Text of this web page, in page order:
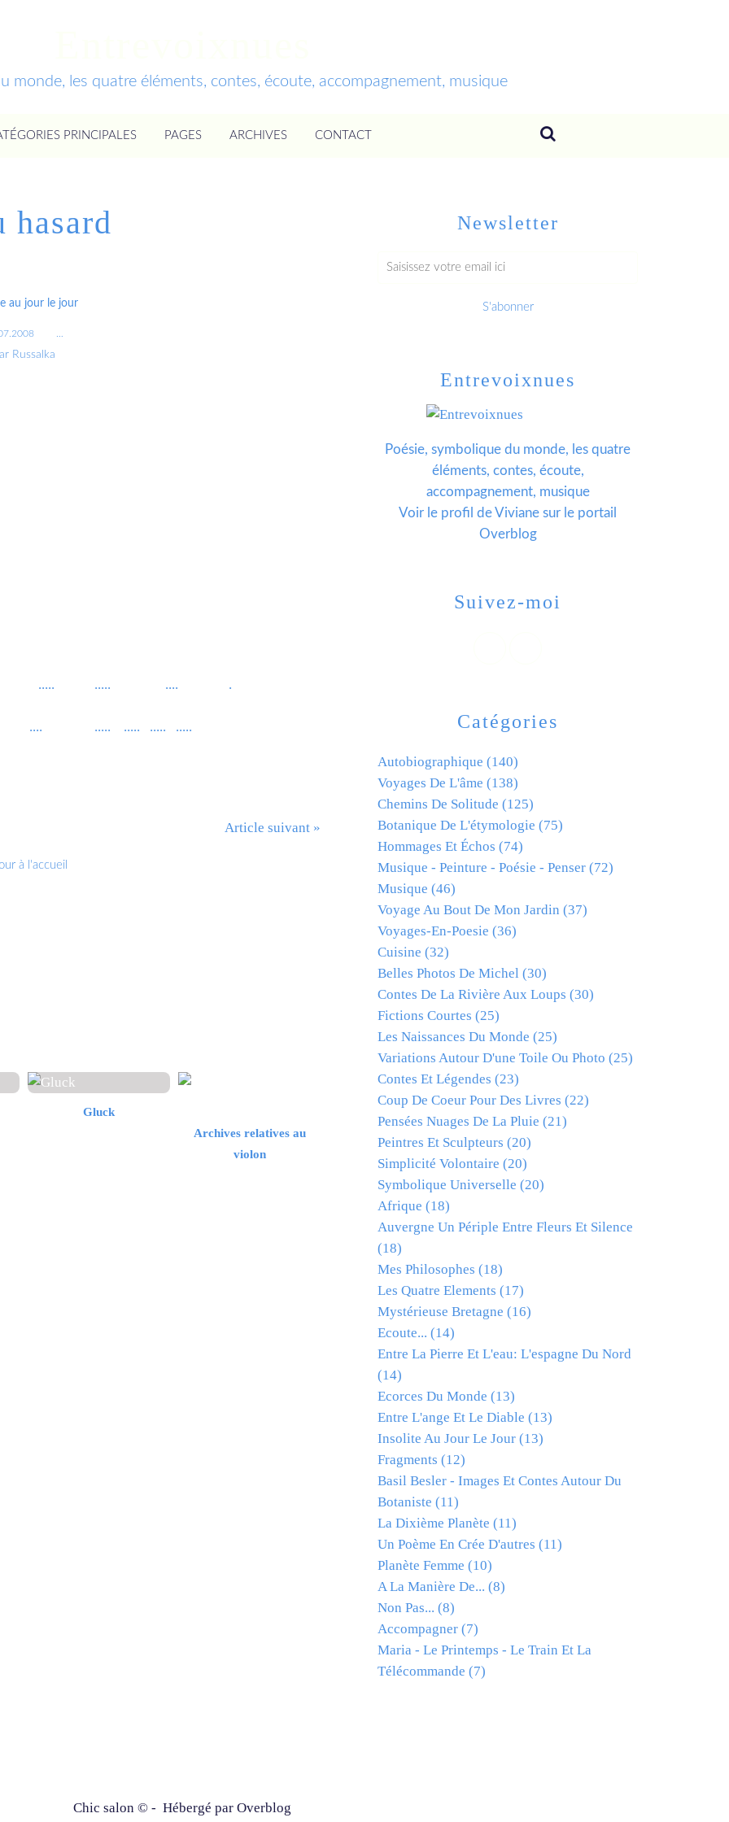
monde, les quatre éléments, contes, écoute, accompagnement, musique
PRINCIPALES PAGES ARCHIVES CONTACT
hasard
au jour le jour
Russalka
..... ..... .... .
.... ..... ..... ..... .....
Article suivant »
à l'accueil
Gluck
Archives relatives au
violon
Newsletter
Catégories
Autobiographique (140)
Voyages De L'âme (138)
Chemins De Solitude (125)
Botanique De L'étymologie (75)
Hommages Et Échos (74)
Musique - Peinture - Poésie - Penser (72)
Musique (46)
Voyage Au Bout De Mon Jardin (37)
Voyages-En-Poesie (36)
Cuisine (32)
Belles Photos De Michel (30)
Contes De La Rivière Aux Loups (30)
Fictions Courtes (25)
Les Naissances Du Monde (25)
Variations Autour D'une Toile Ou Photo (25)
Contes Et Légendes (23)
Coup De Coeur Pour Des Livres (22)
Pensées Nuages De La Pluie (21)
Peintres Et Sculpteurs (20)
Simplicité Volontaire (20)
Symbolique Universelle (20)
Afrique (18)
Auvergne Un Périple Entre Fleurs Et Silence
(18)
Mes Philosophes (18)
Les Quatre Elements (17)
Mystérieuse Bretagne (16)
Ecoute... (14)
Entre La Pierre Et L'eau: L'espagne Du Nord
(14)
Ecorces Du Monde (13)
Entre L'ange Et Le Diable (13)
Insolite Au Jour Le Jour (13)
Fragments (12)
Basil Besler - Images Et Contes Autour Du
Botaniste (11)
La Dixième Planète (11)
Un Poème En Crée D'autres (11)
Planète Femme (10)
A La Manière De... (8)
Non Pas... (8)
Accompagner (7)
Maria - Le Printemps - Le Train Et La
Télécommande (7)
Entrevoixnues
Poésie, symbolique du monde, les quatre
éléments, contes, écoute,
accompagnement, musique
Voir le profil deViviane sur le portail
Overblog
Suivez-moi
Chic salon © - Hébergé par Overblog